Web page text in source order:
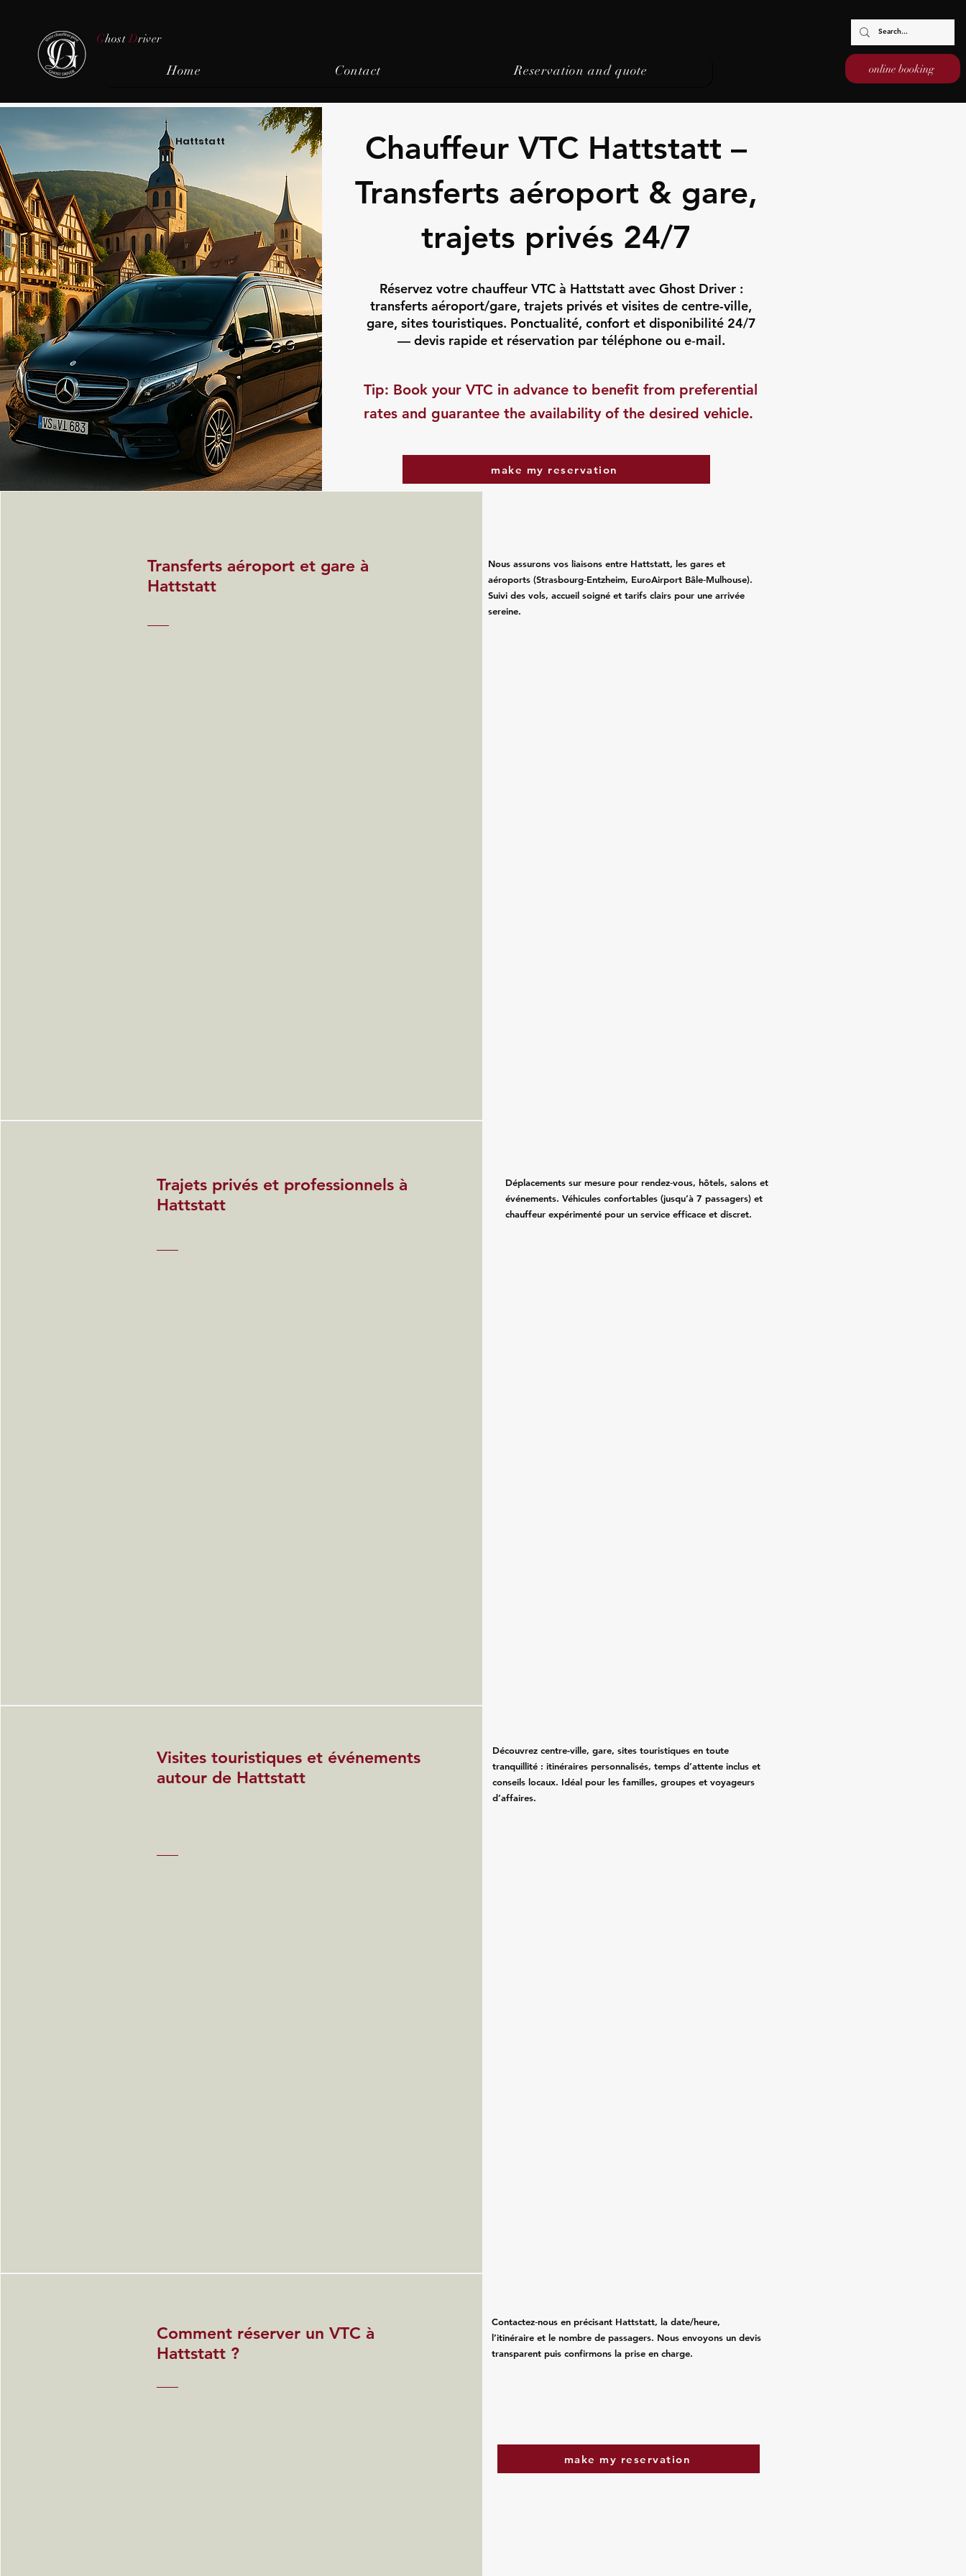
Ghost Driver
Home Contact Reservation and quote online booking
Hattstatt
Chauffeur VTC Hattstatt –
Transferts aéroport & gare,
trajets privés 24/7
Réservez votre chauffeur VTC à Hattstatt avec Ghost Driver :
transferts aéroport/gare, trajets privés et visites de centre-ville,
gare, sites touristiques. Ponctualité, confort et disponibilité 24/7
— devis rapide et réservation par téléphone ou e‑mail.
​Tip: Book your VTC in advance to benefit from preferential
rates and guarantee the availability of the desired vehicle.
make my reservation
Transferts aéroport et gare à
Hattstatt
Nous assurons vos liaisons entre Hattstatt, les gares et
aéroports (Strasbourg‑Entzheim, EuroAirport Bâle‑Mulhouse).
Suivi des vols, accueil soigné et tarifs clairs pour une arrivée
sereine.
Trajets privés et professionnels à
Hattstatt
Déplacements sur mesure pour rendez‑vous, hôtels, salons et
événements. Véhicules confortables (jusqu’à 7 passagers) et
chauffeur expérimenté pour un service efficace et discret.
Visites touristiques et événements
autour de Hattstatt
Découvrez centre-ville, gare, sites touristiques en toute
tranquillité : itinéraires personnalisés, temps d’attente inclus et
conseils locaux. Idéal pour les familles, groupes et voyageurs
d’affaires.
Comment réserver un VTC à
Hattstatt ?
Contactez‑nous en précisant Hattstatt, la date/heure,
l’itinéraire et le nombre de passagers. Nous envoyons un devis
transparent puis confirmons la prise en charge.
make my reservation